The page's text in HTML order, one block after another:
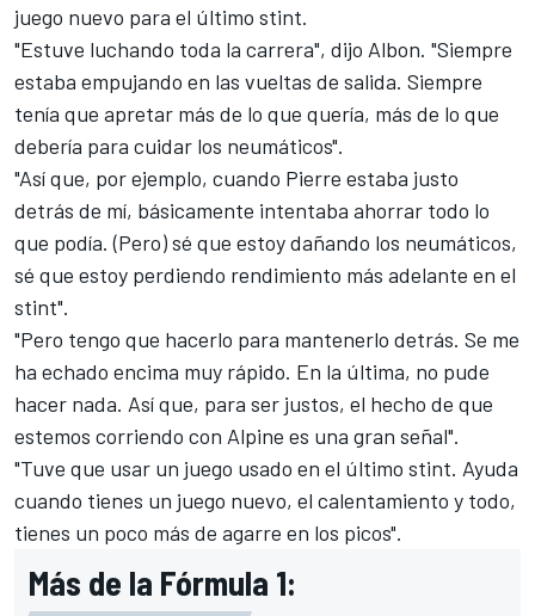
juego nuevo para el último stint.
"Estuve luchando toda la carrera", dijo Albon. "Siempre
estaba empujando en las vueltas de salida. Siempre
tenía que apretar más de lo que quería, más de lo que
debería para cuidar los neumáticos".
"Así que, por ejemplo, cuando Pierre estaba justo
detrás de mí, básicamente intentaba ahorrar todo lo
que podía. (Pero) sé que estoy dañando los neumáticos,
sé que estoy perdiendo rendimiento más adelante en el
stint".
"Pero tengo que hacerlo para mantenerlo detrás. Se me
ha echado encima muy rápido. En la última, no pude
hacer nada. Así que, para ser justos, el hecho de que
estemos corriendo con Alpine es una gran señal".
"Tuve que usar un juego usado en el último stint. Ayuda
cuando tienes un juego nuevo, el calentamiento y todo,
tienes un poco más de agarre en los picos".
Más de la Fórmula 1: